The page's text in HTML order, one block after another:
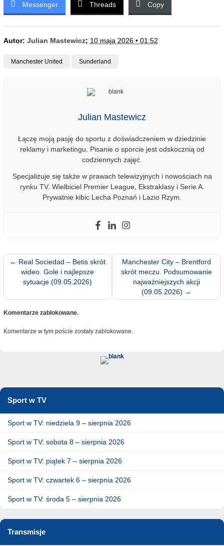
Messenger Threads Copy
Autor: Julian Mastewicz; 10 maja 2026 • 01:52
Manchester United Sunderland
Julian Mastewicz
Łączę moją pasję do sportu z doświadczeniem w dziedzinie
reklamy i marketingu. Pisanie o sporcie jest odskocznią od
codziennych zajęć.
Specjalizuje się także w prawach telewizyjnych i nowościach na
rynku TV. Wielbiciel Premier League, Ekstraklasy i Serie A.
Prywatnie kibic Lecha Poznań i Lazio Rzym.
← Real Sociedad – Betis skrót
wideo. Gole i najlepsze
sytuacje (09.05.2026)
Manchester City – Brentford
skrót meczu. Podsumowanie
najważniejszych akcji
(09.05.2026) →
Komentarze zablokowane.
Komentarze w tym poście zostały zablokowane.
Sport w TV
Sport w TV: niedziela 9 – sierpnia 2026
Sport w TV: sobota 8 – sierpnia 2026
Sport w TV: piątek 7 – sierpnia 2026
Sport w TV: czwartek 6 – sierpnia 2026
Sport w TV: środa 5 – sierpnia 2026
Transmisje